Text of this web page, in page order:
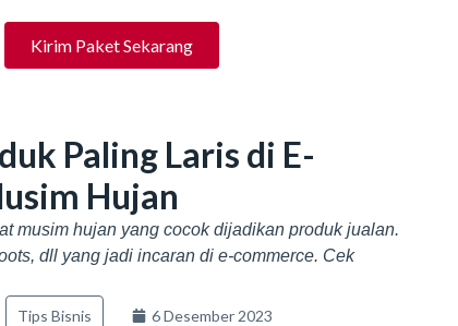
Kirim Paket Sekarang
Paling Laris di E-
Hujan
musim hujan yang cocok dijadikan produk jualan.
dll yang jadi incaran di e-commerce. Cek
Tips Bisnis 6 Desember 2023